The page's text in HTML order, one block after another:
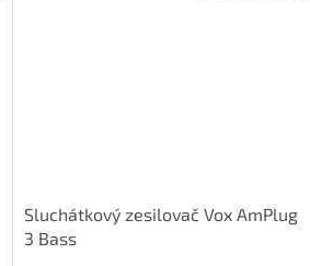
Sluchátkový zesilovač Vox AmPlug
3 Bass